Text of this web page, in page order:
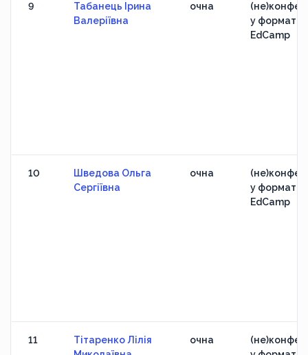
9
Табанець Ірина
Валеріївна
очна
у форматі
EdCamp
10
Шведова Ольга
Сергіївна
очна
у форматі
EdCamp
11
Тітаренко Лілія
очна